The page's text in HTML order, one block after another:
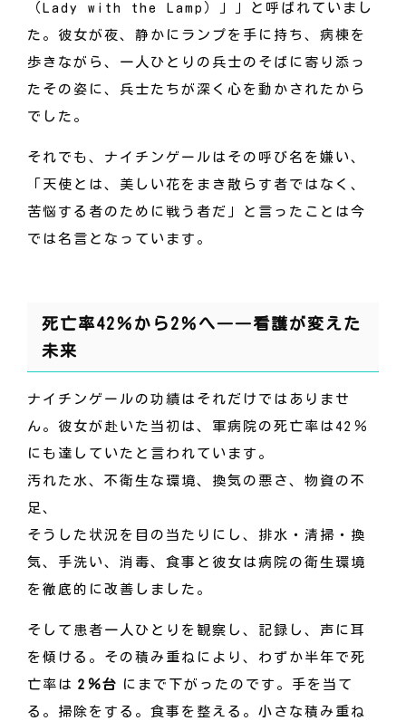
（Lady with the Lamp）」」と呼ばれていまし
た。彼女が夜、静かにランプを手に持ち、病棟を
歩きながら、一人ひとりの兵士のそばに寄り添っ
たその姿に、兵士たちが深く心を動かされたから
でした。
それでも、ナイチンゲールはその呼び名を嫌い、
「天使とは、美しい花をまき散らす者ではなく、
苦悩する者のために戦う者だ」と言ったことは今
では名言となっています。
死亡率42％から2％へ――看護が変えた
未来
ナイチンゲールの功績はそれだけではありませ
ん。彼女が赴いた当初は、軍病院の死亡率は42％
にも達していたと言われています。
汚れた水、不衛生な環境、換気の悪さ、物資の不
足、
そうした状況を目の当たりにし、排水・清掃・換
気、手洗い、消毒、食事と彼女は病院の衛生環境
を徹底的に改善しました。
そして患者一人ひとりを観察し、記録し、声に耳
を傾ける。その積み重ねにより、わずか半年で死
亡率は 2％台 にまで下がったのです。手を当て
る。掃除をする。食事を整える。小さな積み重ね